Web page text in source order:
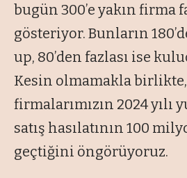
bugün 300’e yakın firma
gösteriyor. Bunların
up, 80’den fazlası ise
Kesin olmamakla
firmalarımızın 2024 yılı
satış hasılatının 100
geçtiğini öngörüyoruz.